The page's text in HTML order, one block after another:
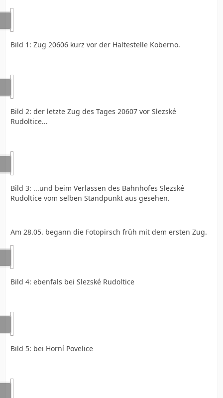
Bild 1: Zug 20606 kurz vor der Haltestelle Koberno.
Bild 2: der letzte Zug des Tages 20607 vor Slezské
Rudoltice...
Bild 3: ...und beim Verlassen des Bahnhofes Slezské
Rudoltice vom selben Standpunkt aus gesehen.
Am 28.05. begann die Fotopirsch früh mit dem ersten Zug.
Bild 4: ebenfals bei Slezské Rudoltice
Bild 5: bei Horní Povelice